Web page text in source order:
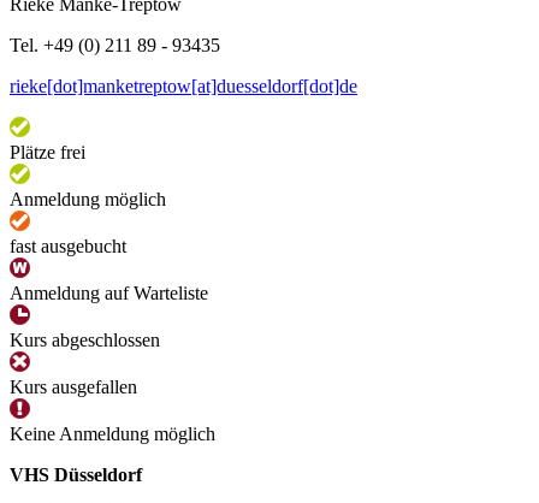
Tel. +49 (0) 211 89 - 93435
rieke[dot]manketreptow[at]duesseldorf[dot]de
Plätze frei
Anmeldung möglich
fast ausgebucht
Anmeldung auf Warteliste
Kurs abgeschlossen
Kurs ausgefallen
Keine Anmeldung möglich
VHS Düsseldorf